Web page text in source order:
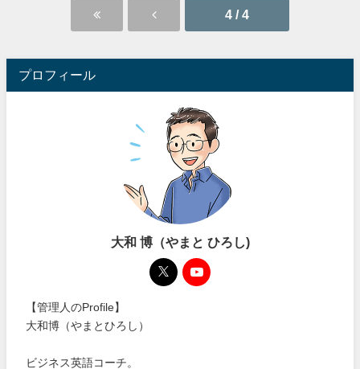
4 / 4
プロフィール
大和 博（やまと ひろし)
【管理人のProfile】
大和博（やまとひろし）
ビジネス英語コーチ。